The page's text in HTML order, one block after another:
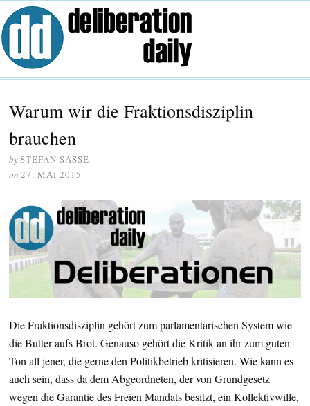
Warum wir die Fraktionsdisziplin
brauchen
bySTEFAN SASSE
on 27. MAI 2015
Die Fraktionsdisziplin gehört zum parlamentarischen System wie
die Butter aufs Brot. Genauso gehört die Kritik an ihr zum guten
Ton all jener, die gerne den Politikbetrieb kritisieren. Wie kann es
auch sein, dass da dem Abgeordneten, der von Grundgesetz
wegen die Garantie des Freien Mandats besitzt, ein Kollektivwille,